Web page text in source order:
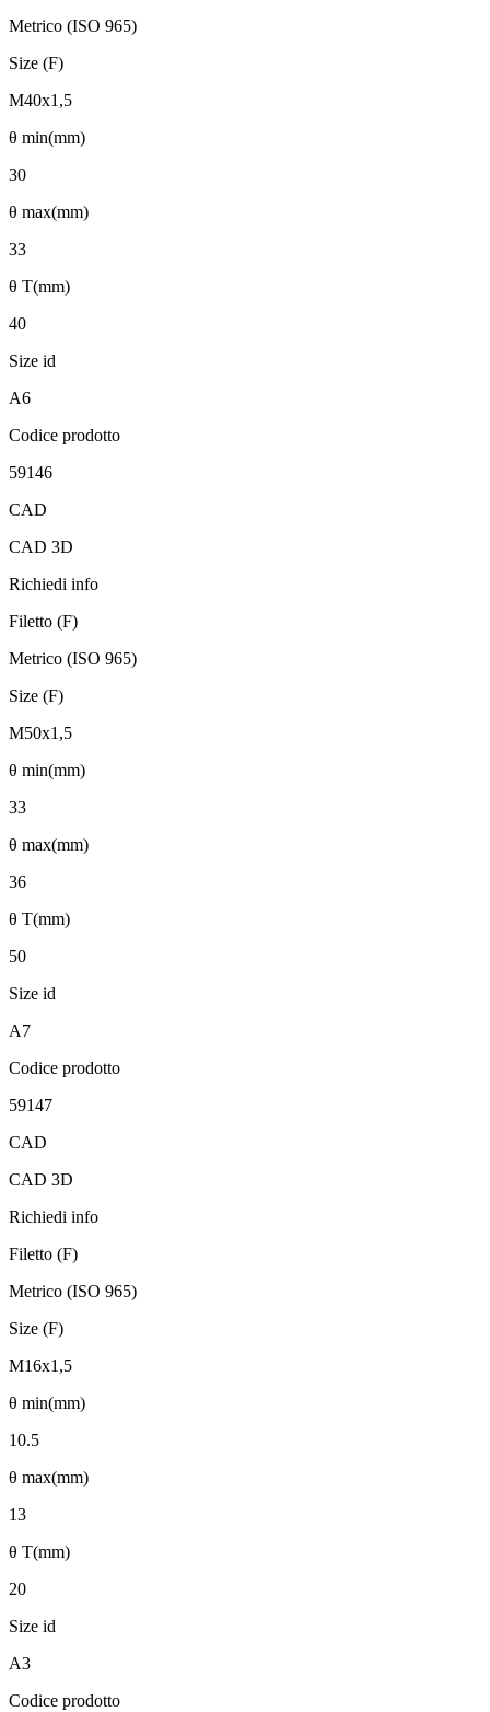
Metrico (ISO 965)
Size (F)
M40x1,5
θ min(mm)
30
θ max(mm)
33
θ T(mm)
40
Size id
A6
Codice prodotto
59146
CAD
CAD 3D
Richiedi info
Filetto (F)
Metrico (ISO 965)
Size (F)
M50x1,5
θ min(mm)
33
θ max(mm)
36
θ T(mm)
50
Size id
A7
Codice prodotto
59147
CAD
CAD 3D
Richiedi info
Filetto (F)
Metrico (ISO 965)
Size (F)
M16x1,5
θ min(mm)
10.5
θ max(mm)
13
θ T(mm)
20
Size id
A3
Codice prodotto